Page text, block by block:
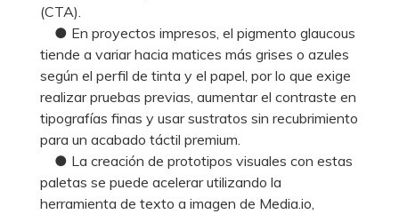
(CTA).
● En proyectos impresos, el pigmento glaucous
tiende a variar hacia matices más grises o azules
según el perfil de tinta y el papel, por lo que exige
realizar pruebas previas, aumentar el contraste en
tipografías finas y usar sustratos sin recubrimiento
para un acabado táctil premium.
● La creación de prototipos visuales con estas
paletas se puede acelerar utilizando la
herramienta de texto a imagen de Media.io,